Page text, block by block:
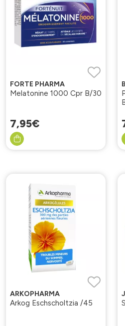
FORTE PHARMA
Melatonine 1000 Cpr B/30
7,95€
ARKOPHARMA
Arkog Eschscholtzia /45